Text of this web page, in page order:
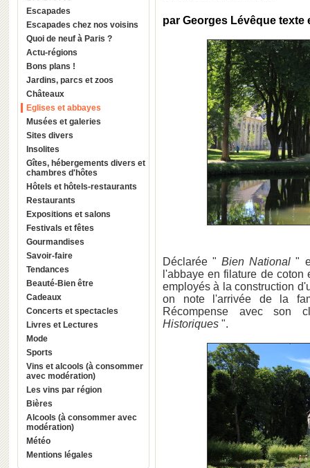
Escapades
Escapades chez nos voisins
Quoi de neuf à Paris ?
Actu-régions
Bons plans !
Jardins, parcs et zoos
Châteaux
Eglises et abbayes
Musées et galeries
Sites divers
Insolites
Gîtes, hébergements divers et
chambres d'hôtes
Hôtels et hôtels-restaurants
Restaurants
Expositions et salons
Festivals et fêtes
Gourmandises
Savoir-faire
Tendances
Beauté-Bien être
Cadeaux
Concerts et spectacles
Livres et Lectures
Mode
Sports
Vins et alcools (à consommer
avec modération)
Les vins par région
Bières
Alcools (à consommer avec
modération)
Météo
Mentions légales
par Georges Lévêque texte
Déclarée "Bien National "
l'abbaye en filature de
employés à la construction
on note l'arrivée de la
Récompense avec
Historiques ".